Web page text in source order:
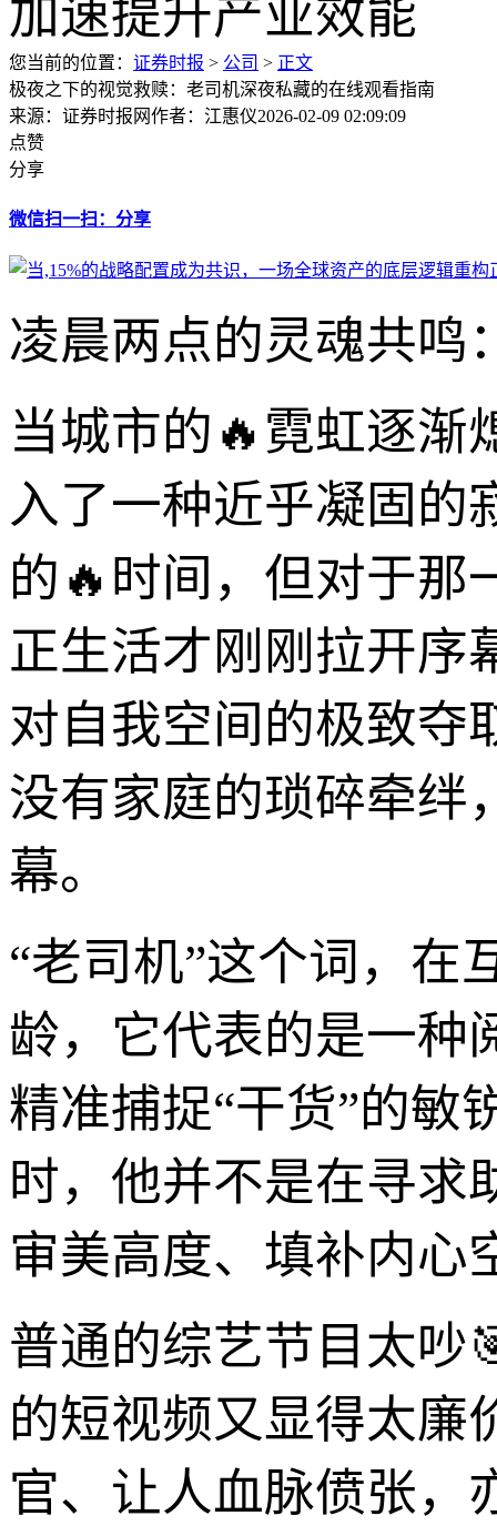
您当前的位置： 证券时报 > 公司 > 正文
极夜之下的视觉救赎：老司机深夜私藏的在线观看指南
来源：证券时报网作者：江惠仪2026-02-09 02:09:09
点赞
分享
微信扫一扫：分享
凌晨两点的灵魂共鸣
当城市的🔥霓虹逐渐
入了一种近乎凝固的
的🔥时间，但对于那
正生活才刚刚拉开序
对自我空间的极致夺
没有家庭的琐碎牵绊
幕。
“老司机”这个词，在
龄，它代表的是一种
精准捕捉“干货”的敏
时，他并不是在寻求
审美高度、填补内心
普通的综艺节目太吵
的短视频又显得太廉
官、让人血脉偾张，